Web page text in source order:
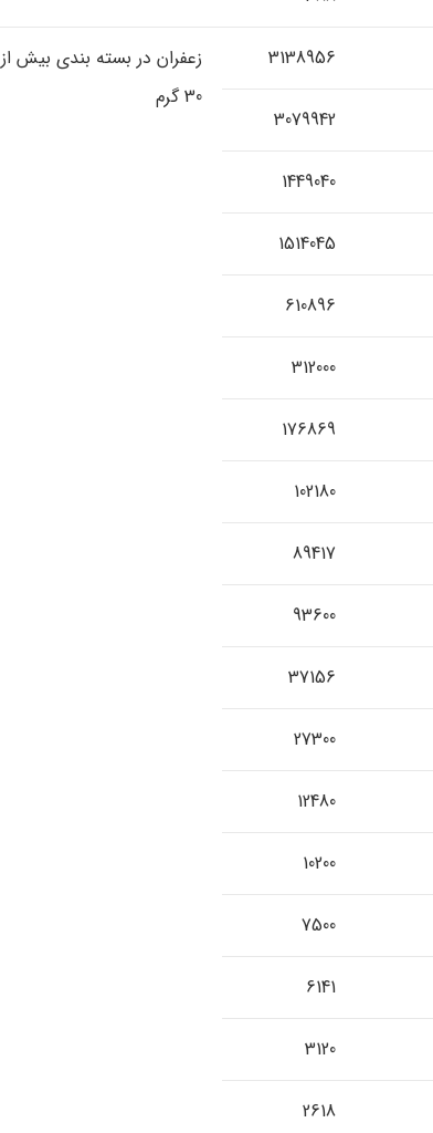
3138956
زعفران در بسته بندی بیش از
30 گرم
3079942
1449040
1514045
610896
312000
176869
102180
89417
93600
37156
27300
12480
10200
7500
6141
3120
2618